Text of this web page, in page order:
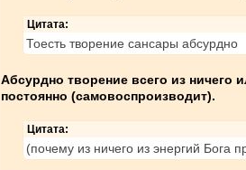
Цитата:
Тоесть творение сансары абсурдно
Абсурдно творение всего из ничего
постоянно (самовоспроизводит).
Цитата:
(почему из ничего из энергий Бога